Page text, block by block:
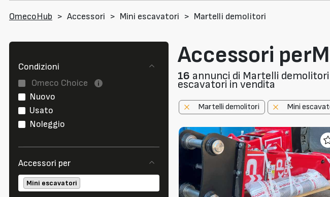
OmecoHub > Accessori > Mini escavatori > Martelli demolitori
Condizioni
Omeco Choice
Nuovo
Usato
Noleggio
Accessori per
Mini escavatori
Accessori
16 annunci di Martelli
escavatori in vendita
Martelli demolitori Mini